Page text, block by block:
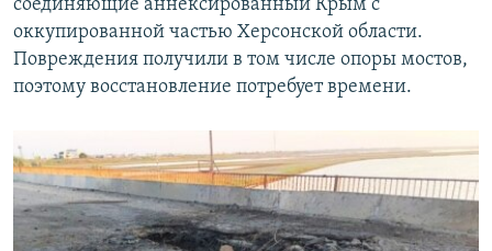
соединяющие аннексированный Крым с
оккупированной частью Херсонской области.
Повреждения получили в том числе опоры мостов,
поэтому восстановление потребует времени.